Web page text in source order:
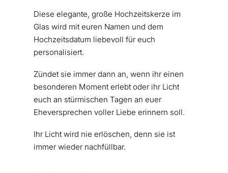
Diese elegante, große Hochzeitskerze im
Glas wird mit euren Namen und dem
Hochzeitsdatum liebevoll für euch
personalisiert.
Zündet sie immer dann an, wenn ihr einen
besonderen Moment erlebt oder ihr Licht
euch an stürmischen Tagen an euer
Eheversprechen voller Liebe erinnern soll.
Ihr Licht wird nie erlöschen, denn sie ist
immer wieder nachfüllbar.